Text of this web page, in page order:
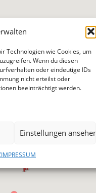
Technologien wie Cookies, um
Wenn du diesen
oder eindeutige IDs
nicht erteilst oder
beeinträchtigt werden.
Einstellungen ansehen
IMPRESSUM